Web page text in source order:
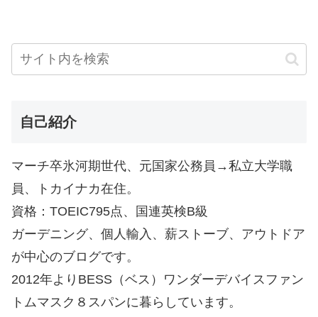
自己紹介
マーチ卒氷河期世代、元国家公務員→私立大学職
員、トカイナカ在住。
資格：TOEIC795点、国連英検B級
ガーデニング、個人輸入、薪ストーブ、アウトドア
が中心のブログです。
2012年よりBESS（ベス）ワンダーデバイスファン
トムマスク８スパンに暮らしています。